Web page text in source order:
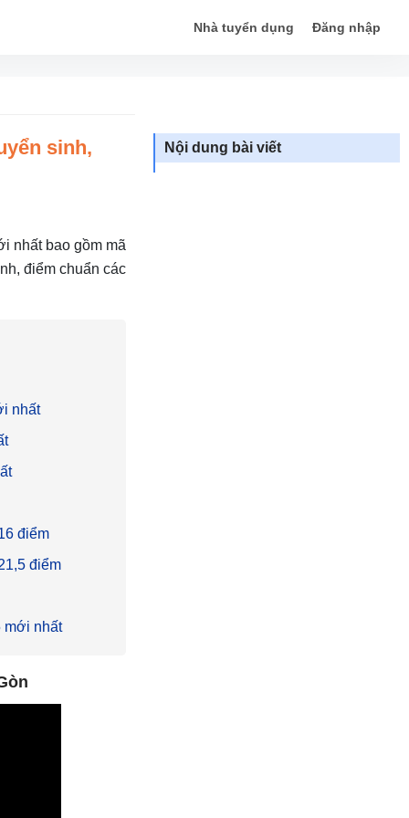
Nhà tuyển dụng Đăng nhập
Nội dung bài viết
sinh,
nhất bao gồm mã
điểm chuẩn các
nhất
điểm
điểm
mới nhất